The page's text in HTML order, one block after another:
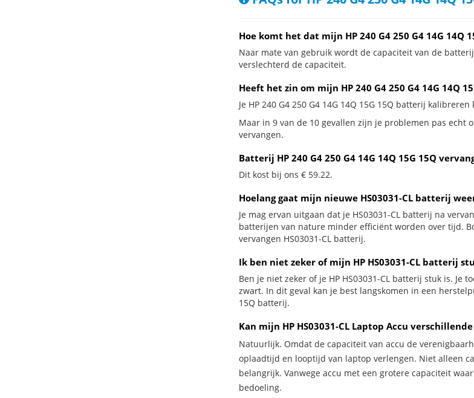
Hoe komt het dat mijn HP 240 G4 250 G4 14G
Naar mate van gebruik wordt de capaciteit van de
verslechterd de capaciteit.
Heeft het zin om mijn HP 240 G4 250 G4 14G
Je HP 240 G4 250 G4 14G 14Q 15G 15Q batterij
Maar in 9 van de 10 gevallen zijn je problemen pas echt
vervangen.
Batterij HP 240 G4 250 G4 14G 14Q 15G 15Q
Dit kost bij ons € 59.22.
Hoelang gaat mijn nieuwe HS03031-CL batterij
Je mag ervan uitgaan dat je HS03031-CL batterij na
batterijen van nature minder efficiënt worden over tijd.
vervangen HS03031-CL batterij.
Ik ben niet zeker of mijn HP HS03031-CL batterij
Ben je niet zeker of je HP HS03031-CL batterij stuk is.
zwart. In dit geval kan je best langskomen in een
15Q batterij.
Kan mijn HP HS03031-CL Laptop Accu
Natuurlijk. Omdat de capaciteit van accu de
oplaadtijd en looptijd van laptop verlengen. Niet alleen
belangrijk. Vanwege accu met een grotere capaciteit
bedoeling.